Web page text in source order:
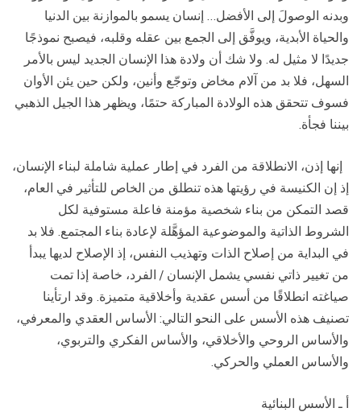
وبدنه الوصولَ إلى الأفضل… إنسان يسمو بالموازنة بين الدنيا
والحياة الأبدية، ويوفَّق إلى الجمع بين عقله وقلبه، فيصبح نموذجًا
جديدًا لا مثيل له. ولا شك أن ولادة هذا الإنسان الجديد ليس بالأمر
السهل، فلا بد من آلام مخاض وتوجّع وأنين، ولكن حين يئن الأوان
فسوف تتحقق هذه الولادة المباركة حتمًا، ويظهر هذا الجيل الذهبي
بيننا فجأة.
إنها إذن، الانطلاقة من الفرد في إطار عملية شاملة لبناء الإنسان،
إذ إن الكنيسة في رؤيتها هذه تنطلق من الخاص للتأثير في العام،
قصد التمكن من بناء شخصية مؤمنة فاعلة مستوفية لكل
الشروط الذاتية والموضوعية المؤهَّلة لإعادة بناء المجتمع. فلا بد
في البداية من إصلاح الذات وتهذيب النفس، إذ الإصلاح لديها يبدأ
من تغيير ذاتي نفسي يشمل الإنسان / الفرد، خاصة إذا تمت
صياغته انطلاقًا من أسس عقدية وأخلاقية متميزة. وقد ارتأينا
تصنيف هذه الأسس على النحو التالي: الأساس العقدي والمعرفي،
والأساس الروحي والأخلاقي، والأساس الفكري والتربوي،
والأساس العملي والحركي.
أ ـ الأسس البنائية